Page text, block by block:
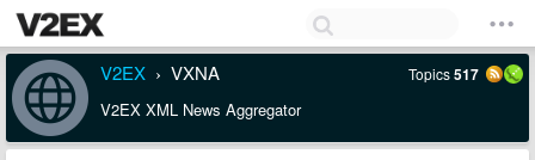
V2EX › VXNA Topics517
V2EX XML News Aggregator